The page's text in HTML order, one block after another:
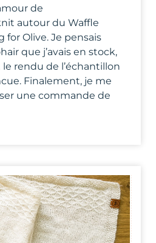
de
autour du Waffle
Olive. Je pensais
que j’avais en stock,
rendu de l’échantillon
Finalement, je me
une commande de